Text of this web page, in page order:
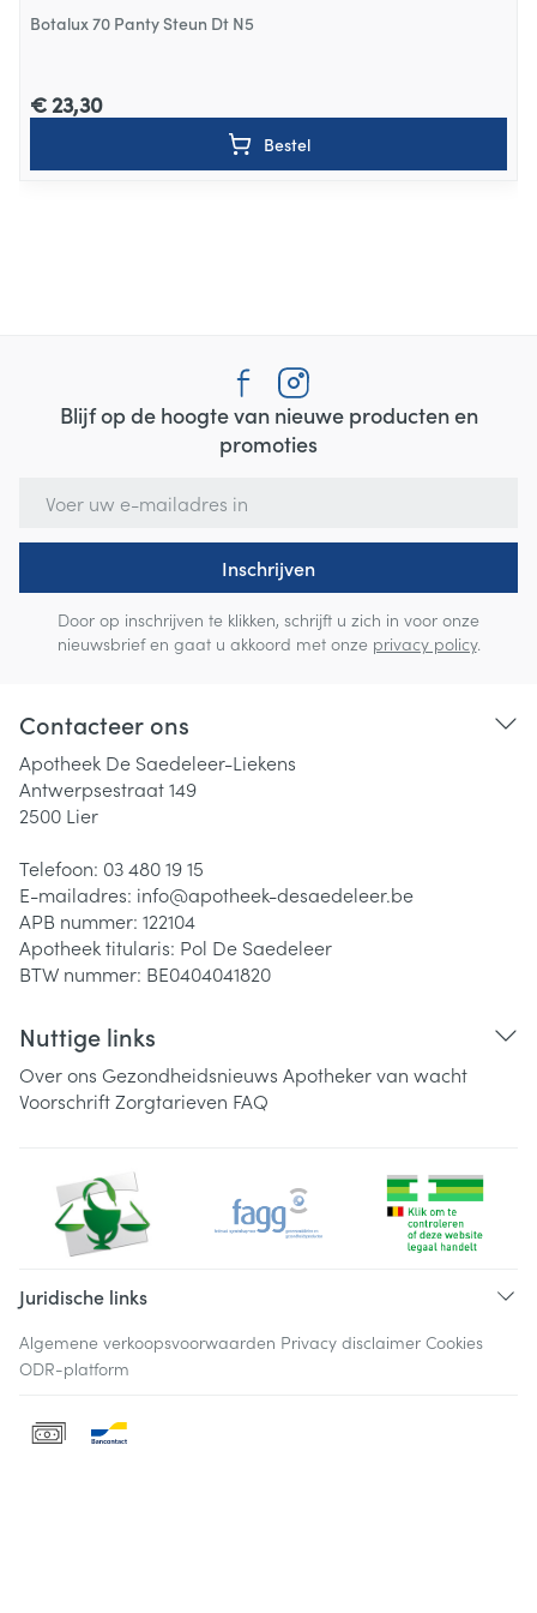
Botalux 70 Panty Steun Dt N5
€ 23,30
Bestel
Blijf op de hoogte van nieuwe producten en
promoties
Inschrijven
Door op inschrijven te klikken, schrijft u zich in voor onze
nieuwsbrief en gaat u akkoord met onze privacy policy.
Contacteer ons
Apotheek De Saedeleer-Liekens
Antwerpsestraat 149
2500 Lier
Telefoon: 03 480 19 15
E-mailadres: info@apotheek-desaedeleer.be
APB nummer: 122104
Apotheek titularis: Pol De Saedeleer
BTW nummer: BE0404041820
Nuttige links
Over ons Gezondheidsnieuws Apotheker van wacht
VoorschriftZorgtarieven FAQ
Juridische links
Algemene verkoopsvoorwaarden Privacy disclaimer Cookies
ODR-platform